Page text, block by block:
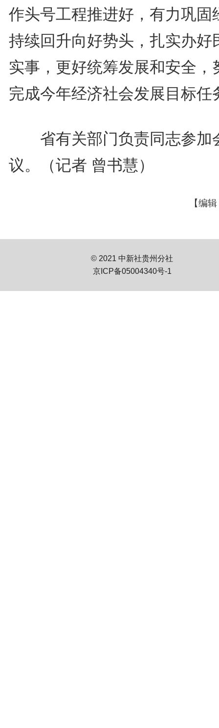
作头号工程推进好，有力巩固
持续回升向好势头，扎实办好
实事，更好统筹发展和安全，
完成今年经济社会发展目标任
省有关部门负责同志参加
议。（记者 曾书慧）
【编
© 2021 中新社贵州分社
京ICP备05004340号-1